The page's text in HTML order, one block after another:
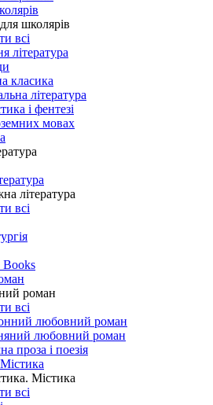
школярів
всі
література
класика
література
і фентезі
мовах
література
всі
Books
роман
всі
любовний роман
любовний роман
проза і поезія
Містика
всі